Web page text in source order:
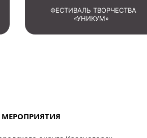
ФЕСТИВАЛЬ ТВОРЧЕСТВА
«УНИКУМ»